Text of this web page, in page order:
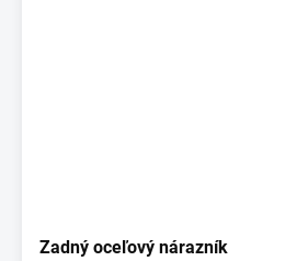
Zadný oceľový nárazník